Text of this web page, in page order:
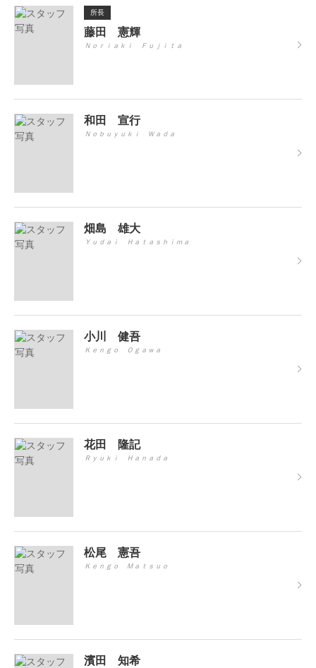
所長
藤田 憲輝
Ｎｏｒｉａｋｉ Ｆｕｊｉｔａ
和田 宣行
Ｎｏｂｕｙｕｋｉ Ｗａｄａ
畑島 雄大
Ｙｕｄａｉ Ｈａｔａｓｈｉｍａ
小川 健吾
Ｋｅｎｇｏ Ｏｇａｗａ
花田 隆記
Ｒｙｕｋｉ Ｈａｎａｄａ
松尾 憲吾
Ｋｅｎｇｏ Ｍａｔｓｕｏ
濱田 知希